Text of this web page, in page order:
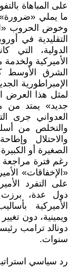
على المباهاة
ما يملي «ضرورة»
وخوض الحروب
التقليدية في
الدولية، التي
الأميركية ولخدمة
الشرق الأوسط
الإمبراطورية
لمثل هذا
جديد» يمتد من
العدواني جرى
والتخلص من
والاحتلال
الصغيرة أو
رغم فترة مراجعة
«الإخفاقات»
على التفرد
دول عدة،
الأميركية
ويمينية، دون
دونالد ترامب
سنوات.
رد سياسي